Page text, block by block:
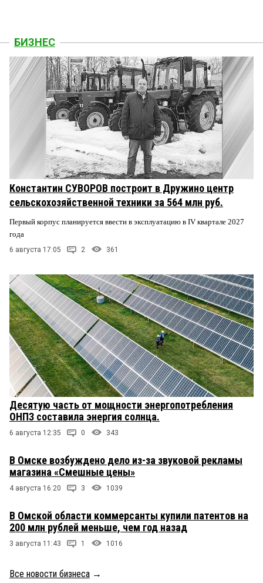
БИЗНЕС
Константин СУВОРОВ построит в Дружино центр
сельскохозяйственной техники за 564 млн руб.
Первый корпус планируется ввести в эксплуатацию в IV квартале 2027
года
6 августа 17:05 2 361
Десятую часть от мощности энергопотребления
ОНПЗ составила энергия солнца.
6 августа 12:35 0 343
В Омске возбуждено дело из-за звуковой рекламы
магазина «Смешные цены»
4 августа 16:20 3 1039
В Омской области коммерсанты купили патентов на
200 млн рублей меньше, чем год назад
3 августа 11:43 1 1016
Все новости бизнеса →